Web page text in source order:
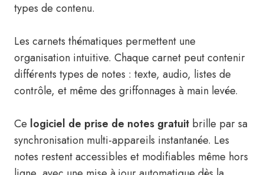
types de contenu.
Les carnets thématiques permettent une
organisation intuitive. Chaque carnet peut contenir
différents types de notes : texte, audio, listes de
contrôle, et même des griffonnages à main levée.
Ce logiciel de prise de notes gratuit brille par sa
synchronisation multi-appareils instantanée. Les
notes restent accessibles et modifiables même hors